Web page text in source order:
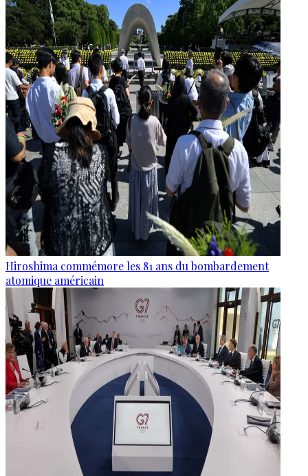
Hiroshima commémore les 81 ans du bombardement
atomique américain